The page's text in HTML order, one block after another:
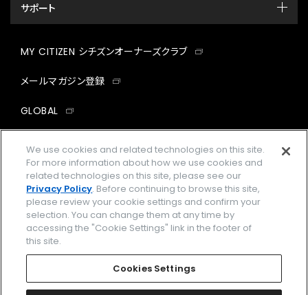
サポート
MY CITIZEN シチズンオーナーズクラブ
メールマガジン登録
GLOBAL
facebookinstagramtwitter
企業情報 ご利用規約
プライバシーポリシー Cookies Settings
Amazon PayはAmazon.com, Inc.またはその関連会社の商標です。
We use cookies and related technologies on this site.
For more information about how we use cookies and
related technologies on this site, please see our
Privacy Policy. Before continuing to browse this site,
please review your cookie settings and confirm your
selection. You can change them at any time by
accessing the "Cookie Settings" link in the footer of
this site.
Cookies Settings